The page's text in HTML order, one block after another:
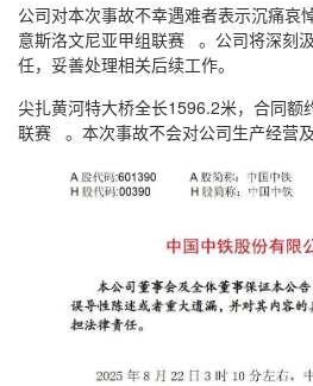
公司对本次事故不幸遇难者表示沉痛哀
意斯洛文尼亚甲组联赛 。公司将深刻
任，妥善处理相关后续工作。
尖扎黄河特大桥全长1596.2米，合同额
联赛 。本次事故不会对公司生产经营及